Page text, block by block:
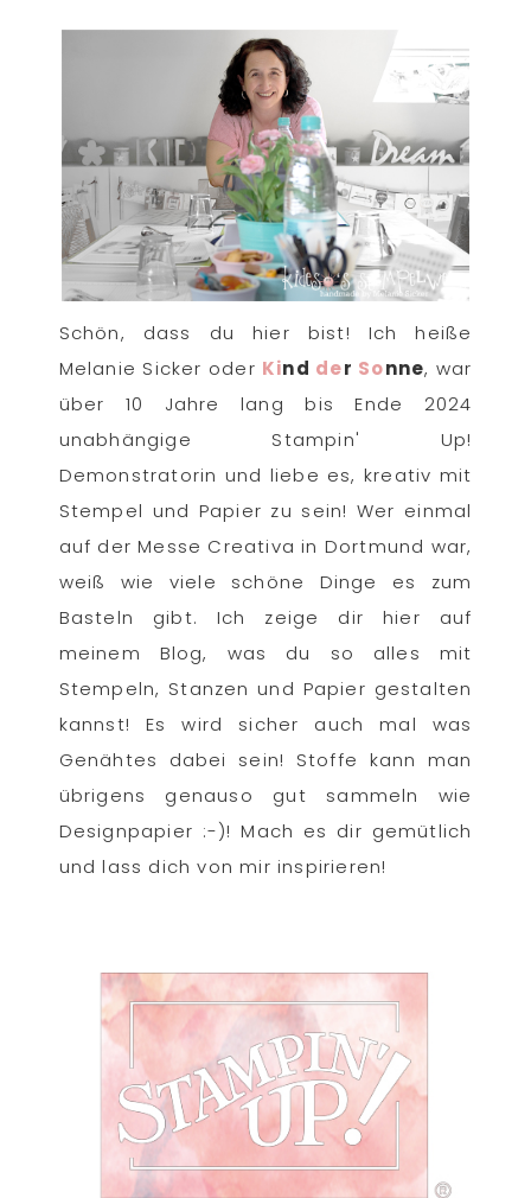
Schön, dass du hier bist! Ich heiße
Melanie Sicker oder Kind der Sonne, war
über 10 Jahre lang bis Ende 2024
unabhängige Stampin' Up!
Demonstratorin und liebe es, kreativ mit
Stempel und Papier zu sein! Wer einmal
auf der Messe Creativa in Dortmund war,
weiß wie viele schöne Dinge es zum
Basteln gibt. Ich zeige dir hier auf
meinem Blog, was du so alles mit
Stempeln, Stanzen und Papier gestalten
kannst! Es wird sicher auch mal was
Genähtes dabei sein! Stoffe kann man
übrigens genauso gut sammeln wie
Designpapier :-)! Mach es dir gemütlich
und lass dich von mir inspirieren!